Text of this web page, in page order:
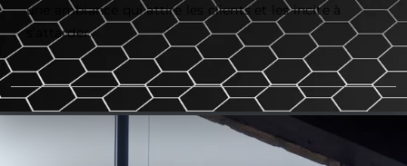
une ambiance qui attire les clients et les incite à
s’attarder.